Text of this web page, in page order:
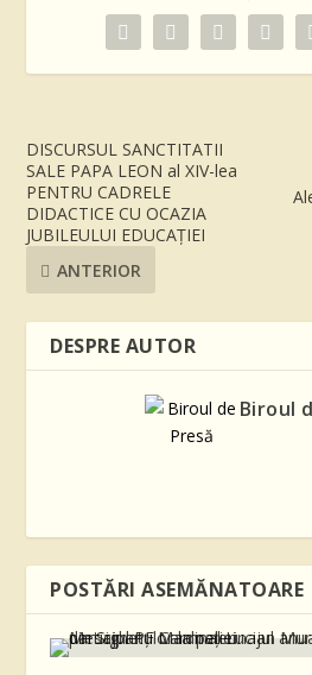
DISCURSUL SANCTITATII
SALE PAPA LEON al XIV-lea
PENTRU CADRELE
DIDACTICE CU OCAZIA
JUBILEULUI EDUCAȚIEI
ANTERIOR
DESPRE AUTOR
Biroul
POSTĂRI ASEMĂNATOARE